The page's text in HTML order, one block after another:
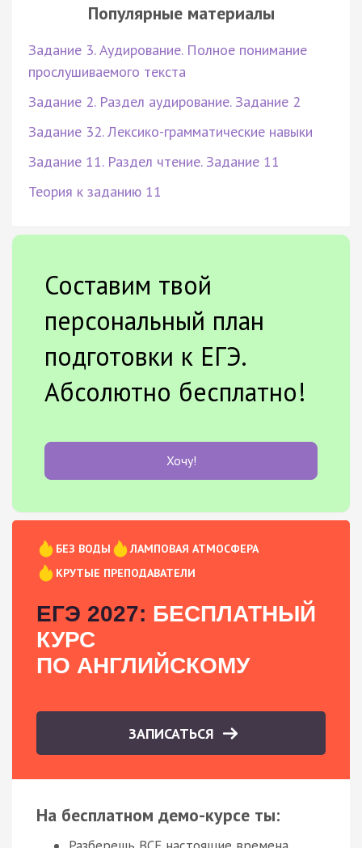
Популярные материалы
Задание 3. Аудирование. Полное понимание
прослушиваемого текста
Задание 2. Раздел аудирование. Задание 2
Задание 32. Лексико-грамматические навыки
Задание 11. Раздел чтение. Задание 11
Теория к заданию 11
Составим твой
персональный план
подготовки к ЕГЭ.
Абсолютно бесплатно!
Хочу!
БЕЗ ВОДЫ
ЛАМПОВАЯ АТМОСФЕРА
КРУТЫЕ ПРЕПОДАВАТЕЛИ
ЕГЭ 2027: БЕСПЛАТНЫЙ
КУРС
ПО АНГЛИЙСКОМУ
ЗАПИСАТЬСЯ
На бесплатном демо-курсе ты: